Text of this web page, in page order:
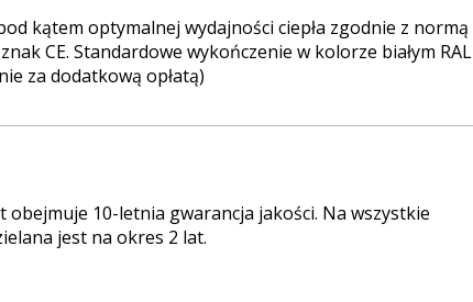
kątem optymalnej wydajności ciepła zgodnie z normą
CE. Standardowe wykończenie w kolorze białym RAL
za dodatkową opłatą)
obejmuje 10-letnia gwarancja jakości. Na wszystkie
jest na okres 2 lat.